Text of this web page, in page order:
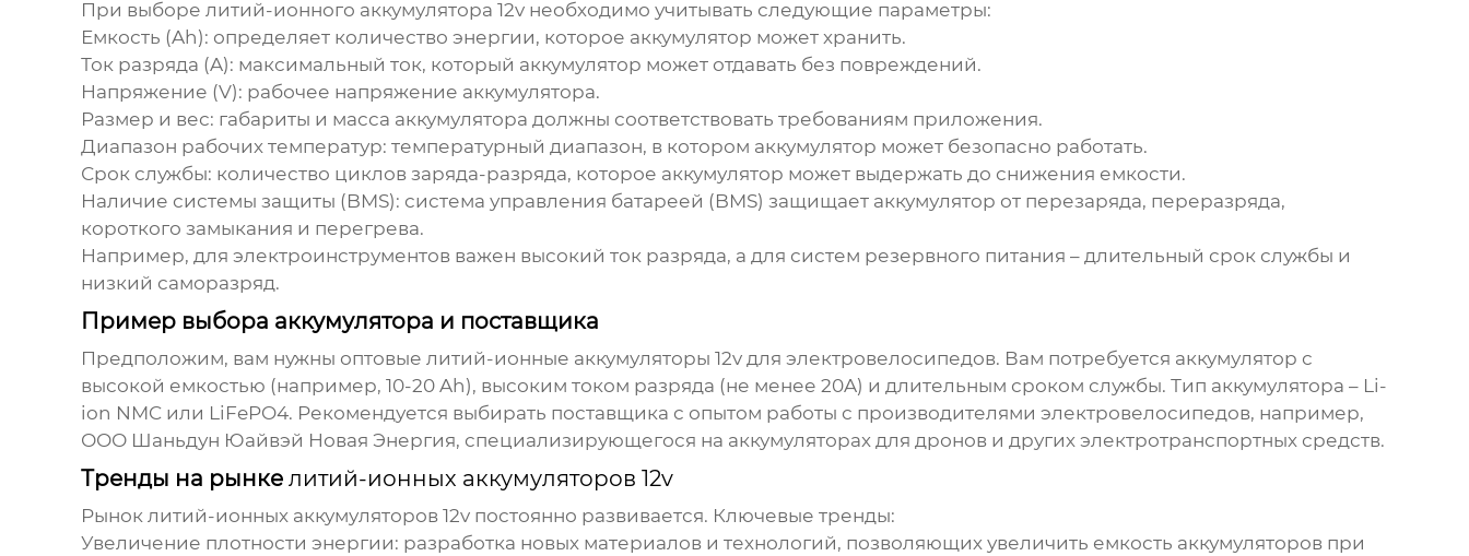
При выборе литий-ионного аккумулятора 12vнеобходимо учитывать следующие параметры:
Емкость (Ah): определяет количество энергии, которое аккумулятор может хранить.
Ток разряда (A): максимальный ток, который аккумулятор может отдавать без повреждений.
Напряжение (V): рабочее напряжение аккумулятора.
Размер и вес: габариты и масса аккумулятора должны соответствовать требованиям приложения.
Диапазон рабочих температур: температурный диапазон, в котором аккумулятор может безопасно работать.
Срок службы: количество циклов заряда-разряда, которое аккумулятор может выдержать до снижения емкости.
Наличие системы защиты (BMS): система управления батареей (BMS) защищает аккумулятор от перезаряда, переразряда,
короткого замыкания и перегрева.
Например, для электроинструментов важен высокий ток разряда, а для систем резервного питания – длительный срок службы и
низкий саморазряд.
Пример выбора аккумулятора и поставщика
Предположим, вам нужны оптовые литий-ионные аккумуляторы 12vдля электровелосипедов. Вам потребуется аккумулятор с
высокой емкостью (например, 10-20 Ah), высоким током разряда (не менее 20A) и длительным сроком службы. Тип аккумулятора – Li-
ion NMC или LiFePO4. Рекомендуется выбирать поставщика с опытом работы с производителями электровелосипедов, например,
ООО Шаньдун Юайвэй Новая Энергия, специализирующегося на аккумуляторах для дронов и других электротранспортных средств.
Тренды на рынке литий-ионных аккумуляторов 12v
Рынок литий-ионных аккумуляторов 12vпостоянно развивается. Ключевые тренды:
Увеличение плотности энергии: разработка новых материалов и технологий, позволяющих увеличить емкость аккумуляторов при